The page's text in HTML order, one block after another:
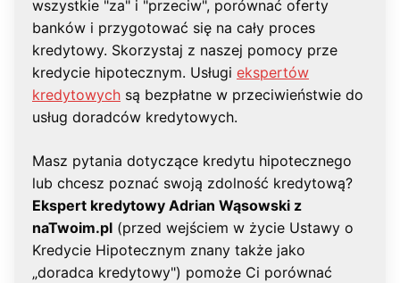
wszystkie "za" i "przeciw", porównać oferty
banków i przygotować się na cały proces
kredytowy. Skorzystaj z naszej pomocy prze
kredycie hipotecznym. Usługi ekspertów
kredytowych są bezpłatne w przeciwieństwie do
usług doradców kredytowych.
Masz pytania dotyczące kredytu hipotecznego
lub chcesz poznać swoją zdolność kredytową?
Ekspert kredytowy Adrian Wąsowski z
naTwoim.pl (przed wejściem w życie Ustawy o
Kredycie Hipotecznym znany także jako
„doradca kredytowy") pomoże Ci porównać